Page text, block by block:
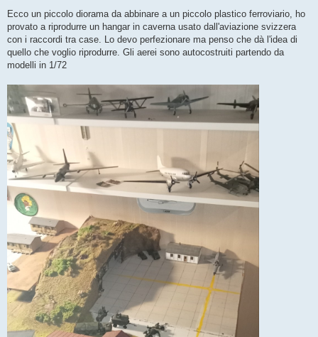
s
a
g
i
o
Ecco un piccolo diorama da abbinare a un piccolo plastico ferroviario, ho
provato a riprodurre un hangar in caverna usato dall'aviazione svizzera
con i raccordi tra case. Lo devo perfezionare ma penso che dà l'idea di
quello che voglio riprodurre. Gli aerei sono autocostruiti partendo da
modelli in 1/72